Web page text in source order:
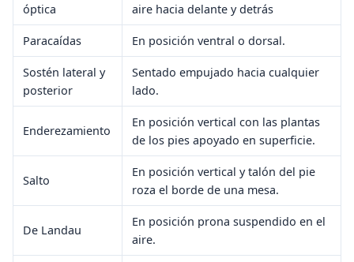
óptica
aire hacia delante y detrás
Paracaídas En posición ventral o dorsal.
Sostén lateral y
posterior
Sentado empujado hacia cualquier
lado.
Enderezamiento
En posición vertical con las plantas
de los pies apoyado en superficie.
Salto
En posición vertical y talón del pie
roza el borde de una mesa.
De Landau
En posición prona suspendido en el
aire.